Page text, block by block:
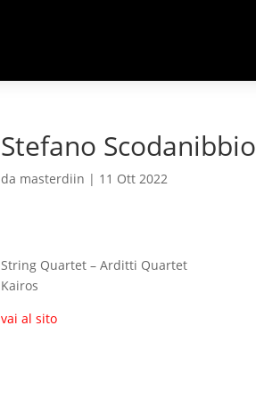
Stefano Scodanibbio
da masterdiin | 11 Ott 2022
String Quartet – Arditti Quartet
Kairos
vai al sito